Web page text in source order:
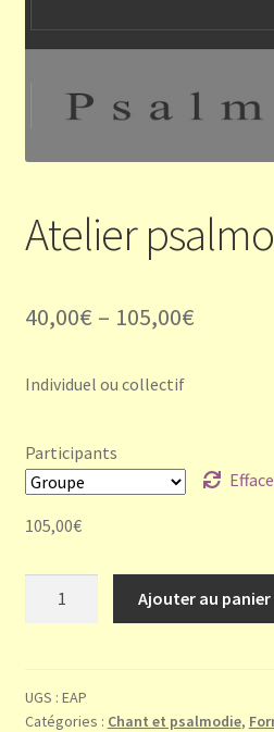
Atelier
40,00€ – 105,00€
Individuel ou collectif
Participants
105,00€
Ajouter au panier
UGS : EAP
Catégories : Chant et psalmodie,